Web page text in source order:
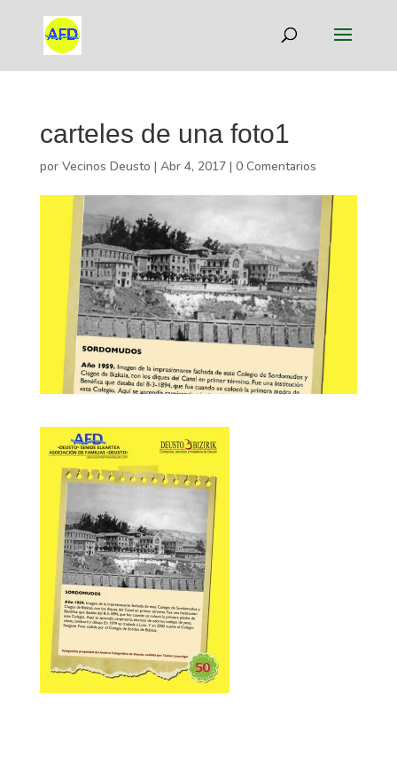
carteles de una foto1
por Vecinos Deusto | Abr 4, 2017| 0 Comentarios